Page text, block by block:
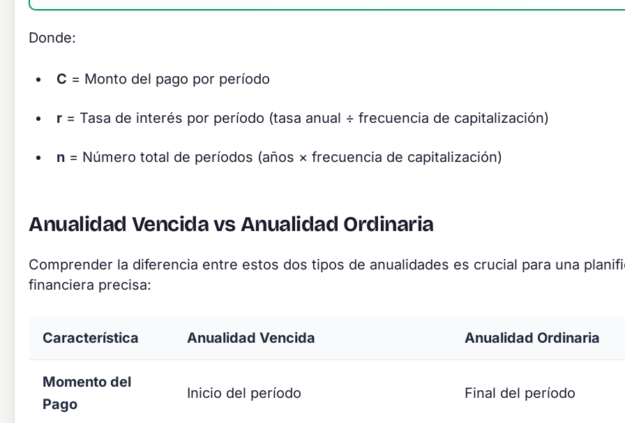
Donde:
C = Monto del pago por período
r = Tasa de interés por período (tasa anual ÷ frecuencia de capitalización)
n = Número total de períodos (años × frecuencia de capitalización)
Anualidad Vencida vs Anualidad Ordinaria
Comprender la diferencia entre estos dos tipos de anualidades es crucial para una
financiera precisa:
Característica Anualidad Vencida Anualidad Ordinaria
Momento del
Pago
Inicio del período Final del período